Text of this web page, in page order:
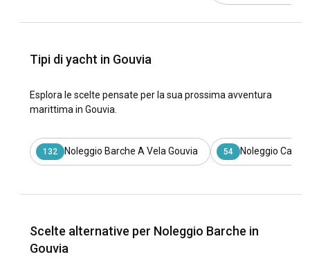
Tipi di yacht in Gouvia
Esplora le scelte pensate per la sua prossima avventura
marittima in Gouvia.
132 Noleggio Barche A Vela Gouvia 54 Noleggio
Scelte alternative per Noleggio Barche in
Gouvia